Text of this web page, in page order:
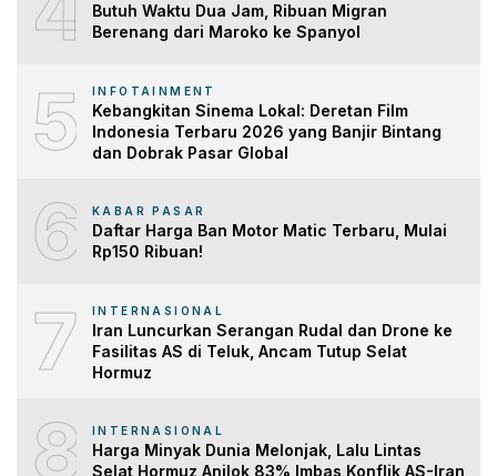
Butuh Waktu Dua Jam, Ribuan Migran
Berenang dari Maroko ke Spanyol
5 INFOTAINMENT
Kebangkitan Sinema Lokal: Deretan Film
Indonesia Terbaru 2026 yang Banjir Bintang
dan Dobrak Pasar Global
6 KABAR PASAR
Daftar Harga Ban Motor Matic Terbaru, Mulai
Rp150 Ribuan!
7 INTERNASIONAL
Iran Luncurkan Serangan Rudal dan Drone ke
Fasilitas AS di Teluk, Ancam Tutup Selat
Hormuz
8 INTERNASIONAL
Harga Minyak Dunia Melonjak, Lalu Lintas
Selat Hormuz Anjlok 83% Imbas Konflik AS-Iran